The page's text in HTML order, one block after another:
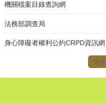
機關檔案目錄查詢網
法務部調查局
身心障礙者權利公約CRPD資訊網
更